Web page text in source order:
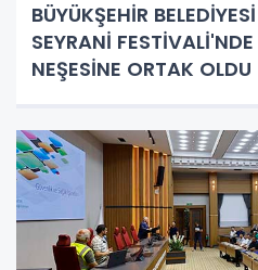
BÜYÜKŞEHİR
SEYRANİ
NEŞESİNE ORTAK OLDU